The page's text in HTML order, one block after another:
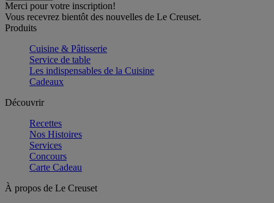
Merci pour votre inscription!
Vous recevrez bientôt des nouvelles de Le Creuset.
Produits
Cuisine & Pâtisserie
Service de table
Les indispensables de la Cuisine
Cadeaux
Découvrir
Recettes
Nos Histoires
Services
Concours
Carte Cadeau
À propos de Le Creuset